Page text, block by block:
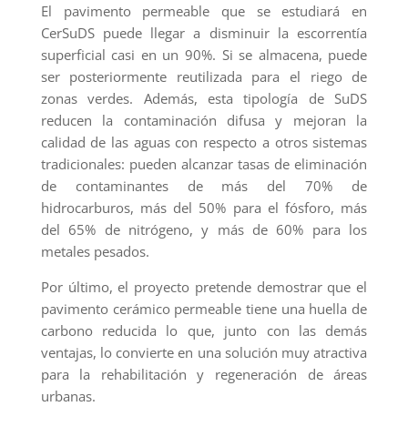
El pavimento permeable que se estudiará en
CerSuDS puede llegar a disminuir la escorrentía
superficial casi en un 90%. Si se almacena, puede
ser posteriormente reutilizada para el riego de
zonas verdes. Además, esta tipología de SuDS
reducen la contaminación difusa y mejoran la
calidad de las aguas con respecto a otros sistemas
tradicionales: pueden alcanzar tasas de eliminación
de contaminantes de más del 70% de
hidrocarburos, más del 50% para el fósforo, más
del 65% de nitrógeno, y más de 60% para los
metales pesados.
Por último, el proyecto pretende demostrar que el
pavimento cerámico permeable tiene una huella de
carbono reducida lo que, junto con las demás
ventajas, lo convierte en una solución muy atractiva
para la rehabilitación y regeneración de áreas
urbanas.